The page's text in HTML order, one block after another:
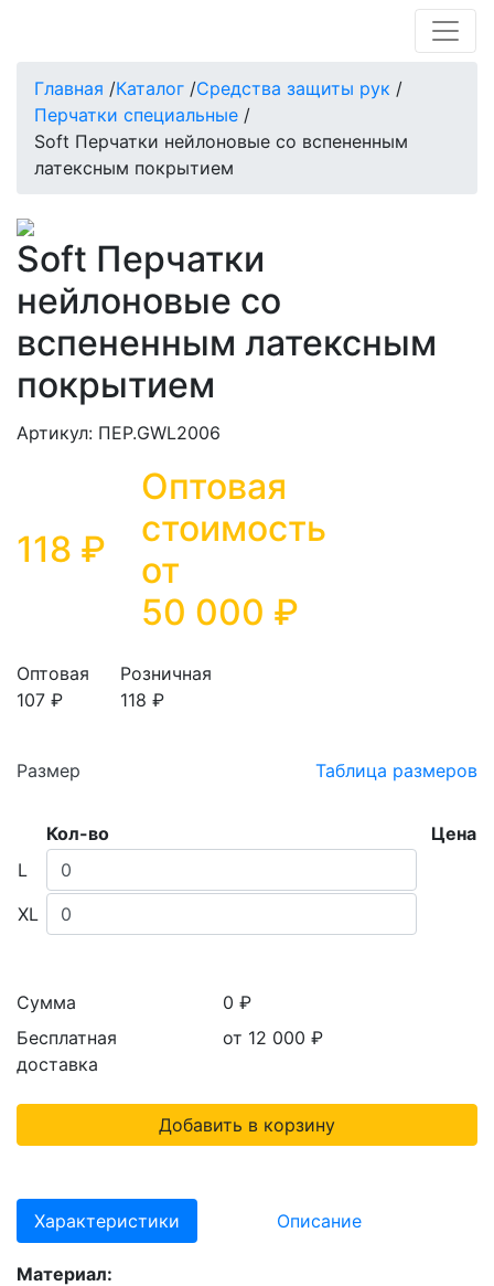
Главная /Каталог /Средства защиты рук /
Перчатки специальные /
Soft Перчатки нейлоновые со вспененным
латексным покрытием
Soft Перчатки
нейлоновые со
вспененным латексным
покрытием
Артикул: ПЕР.GWL2006
118 ₽
Оптовая
стоимость
от
50 000 ₽
Оптовая
107 ₽
Розничная
118 ₽
Размер Таблица размеров
Кол-во
Цена
L
XL
Сумма
Бесплатная
доставка
0 ₽
от 12 000 ₽
Добавить в корзину
Характеристики Описание
Материал: